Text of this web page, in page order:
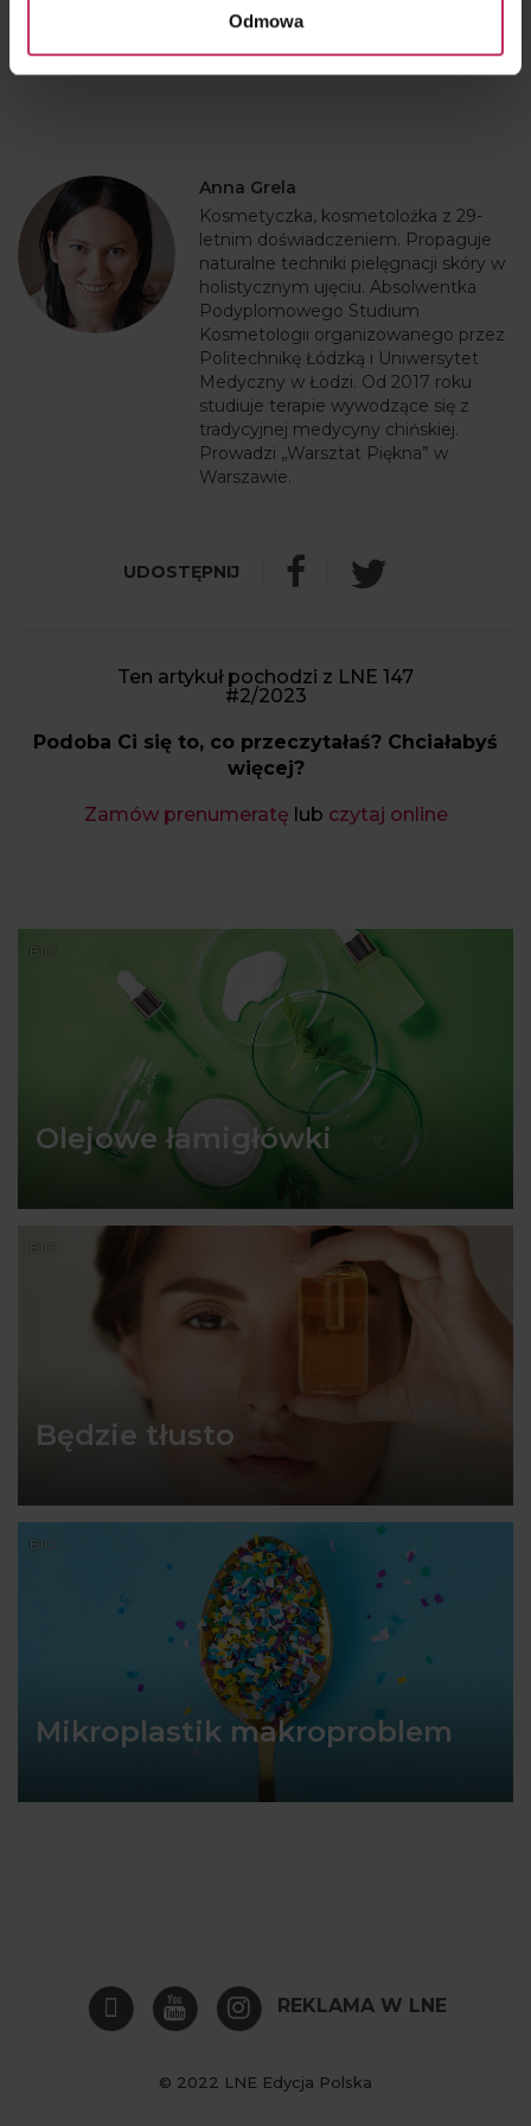
Odmowa
Anna Grela
Kosmetyczka, kosmetolożka z 29-
letnim doświadczeniem. Propaguje
naturalne techniki pielęgnacji skóry w
holistycznym ujęciu. Absolwentka
Podyplomowego Studium
Kosmetologii organizowanego przez
Politechnikę Łódzką i Uniwersytet
Medyczny w Łodzi. Od 2017 roku
studiuje terapie wywodzące się z
tradycyjnej medycyny chińskiej.
Prowadzi „Warsztat Piękna” w
Warszawie.
Ten artykuł pochodzi z LNE 147
#2/2023
Podoba Ci się to, co przeczytałaś? Chciałabyś
więcej?
Zamów prenumeratę lub czytaj online
BIO
Olejowe łamigłówki
BIO
Będzie tłusto
BIO
Mikroplastik makroproblem
REKLAMA W LNE
© 2022 LNE Edycja Polska